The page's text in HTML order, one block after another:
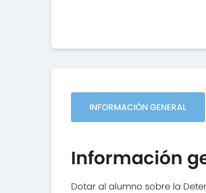
INFORMACIÓN GENERAL
Información
Dotar al alumno sobre la